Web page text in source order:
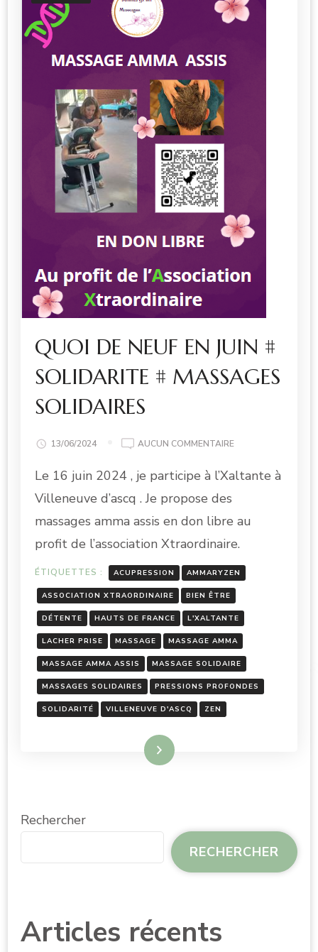
QUOI DE NEUF EN JUIN #
SOLIDARITE # MASSAGES
SOLIDAIRES
13/06/2024 AUCUN COMMENTAIREQUOI
NEUF
#
#
SOLIDAIRES
Le 16 juin 2024 , je participe à l’Xaltante à
Villeneuve d’ascq . Je propose des
massages amma assis en don libre au
profit de l’association Xtraordinaire.
ÉTIQUETTES : ACUPRESSION AMMARYZEN
ASSOCIATION XTRAORDINAIRE BIEN ÊTRE
DÉTENTE HAUTS DE FRANCE L'XALTANTE
LACHER PRISE MASSAGE MASSAGE AMMA
MASSAGE AMMA ASSIS MASSAGE SOLIDAIRE
MASSAGES SOLIDAIRES PRESSIONS PROFONDES
SOLIDARITÉ VILLENEUVE D'ASCQ ZEN
Lire la suite
Rechercher
RECHERCHER
Articles récents